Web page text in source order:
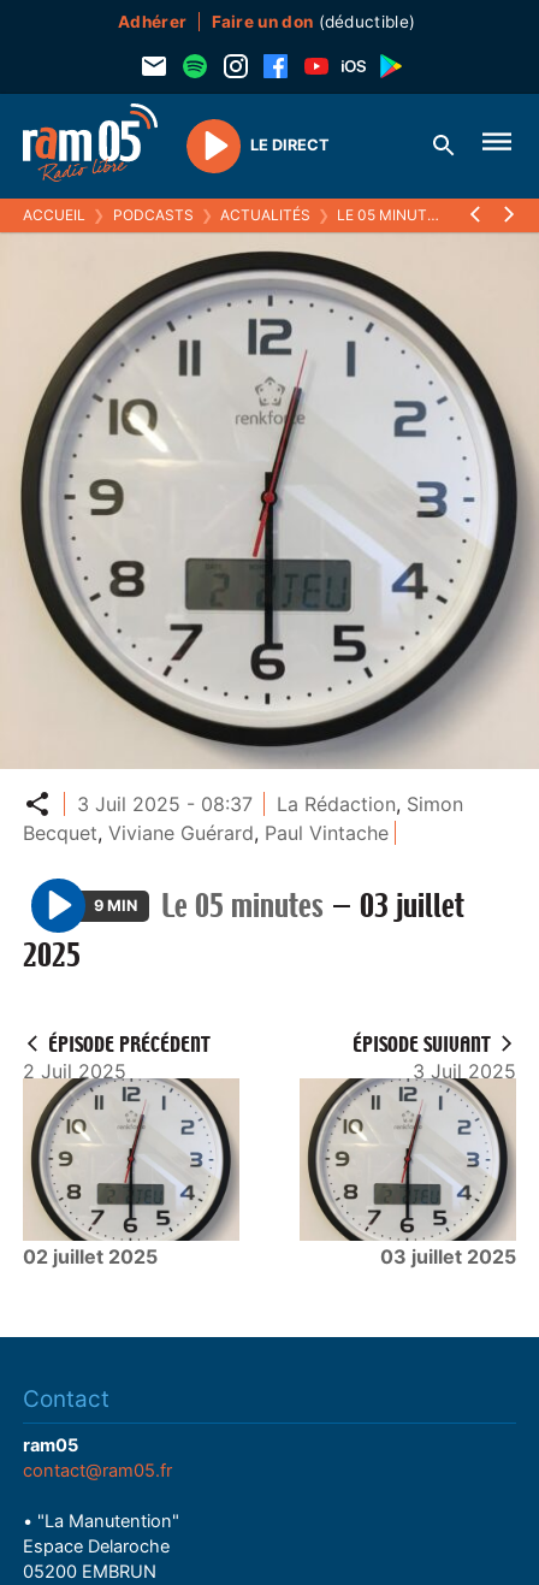
Adhérer Faire un don (déductible)
Play
LE DIRECT
ACCUEIL ❯ PODCASTS ❯ ACTUALITÉS ❯ LE 05 MINUTES 03
Partager
3 Juil 2025 - 08:37 La Rédaction, Simon
Becquet,Viviane Guérard, Paul Vintache
P
l
9 MIN Le 05 minutes — 03 juillet
2025
ÉPISODE PRÉCÉDENT
2 Juil 2025
02 juillet 2025
ÉPISODE SUIVANT
3 Juil 2025
03 juillet 2025
Contact
ram05
contact@ram05.fr
• "La Manutention"
Espace Delaroche
05200 EMBRUN